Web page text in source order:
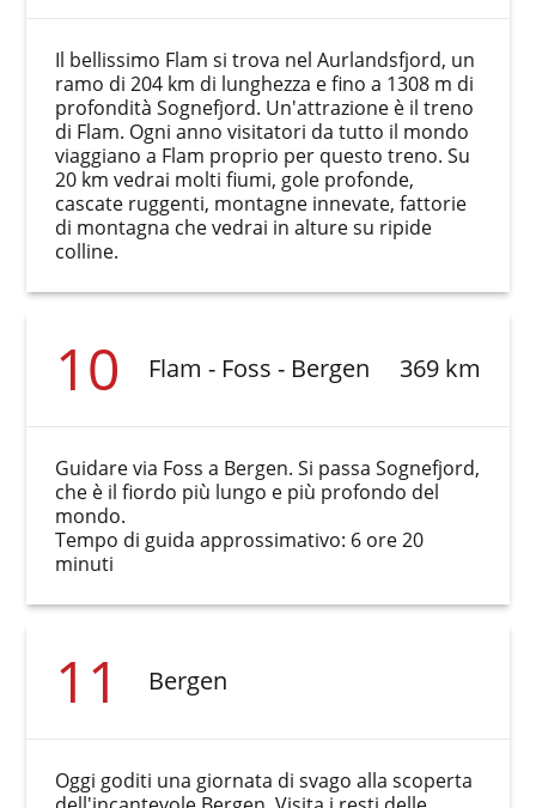
Il bellissimo Flam si trova nel Aurlandsfjord, un
ramo di 204 km di lunghezza e fino a 1308 m di
profondità Sognefjord. Un'attrazione è il treno
di Flam. Ogni anno visitatori da tutto il mondo
viaggiano a Flam proprio per questo treno. Su
20 km vedrai molti fiumi, gole profonde,
cascate ruggenti, montagne innevate, fattorie
di montagna che vedrai in alture su ripide
colline.
10 Flam - Foss - Bergen 369 km
Guidare via Foss a Bergen. Si passa Sognefjord,
che è il fiordo più lungo e più profondo del
mondo.
Tempo di guida approssimativo: 6 ore 20
minuti
11 Bergen
Oggi goditi una giornata di svago alla scoperta